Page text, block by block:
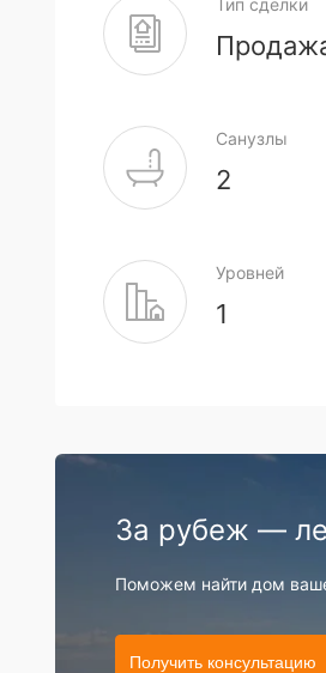
Тип сделки
Санузлы
2
Уровней
1
За рубеж —
Поможем найти дом
Получить консультацию